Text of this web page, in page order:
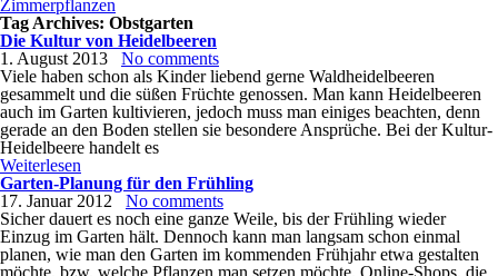
Zimmerpflanzen
Tag Archives: Obstgarten
Die Kultur von Heidelbeeren
1. August 2013
No comments
Viele haben schon als Kinder liebend gerne Waldheidelbeeren
gesammelt und die süßen Früchte genossen. Man kann Heidelbeeren
auch im Garten kultivieren, jedoch muss man einiges beachten, denn
gerade an den Boden stellen sie besondere Ansprüche. Bei der Kultur-
Heidelbeere handelt es
Weiterlesen
Garten-Planung für den Frühling
17. Januar 2012
No comments
Sicher dauert es noch eine ganze Weile, bis der Frühling wieder
Einzug im Garten hält. Dennoch kann man langsam schon einmal
planen, wie man den Garten im kommenden Frühjahr etwa gestalten
möchte, bzw. welche Pflanzen man setzen möchte. Online-Shops, die